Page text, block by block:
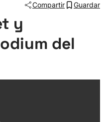
Compartir Guardar
y
del